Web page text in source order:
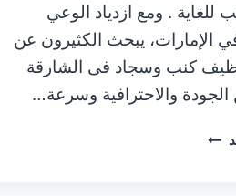
للغاية . ومع ازدياد الوعي
الإمارات، يبحث الكثيرون عن
كنب وسجاد فى الشارقة
الجودة والاحترافية وسرعة…
شركة